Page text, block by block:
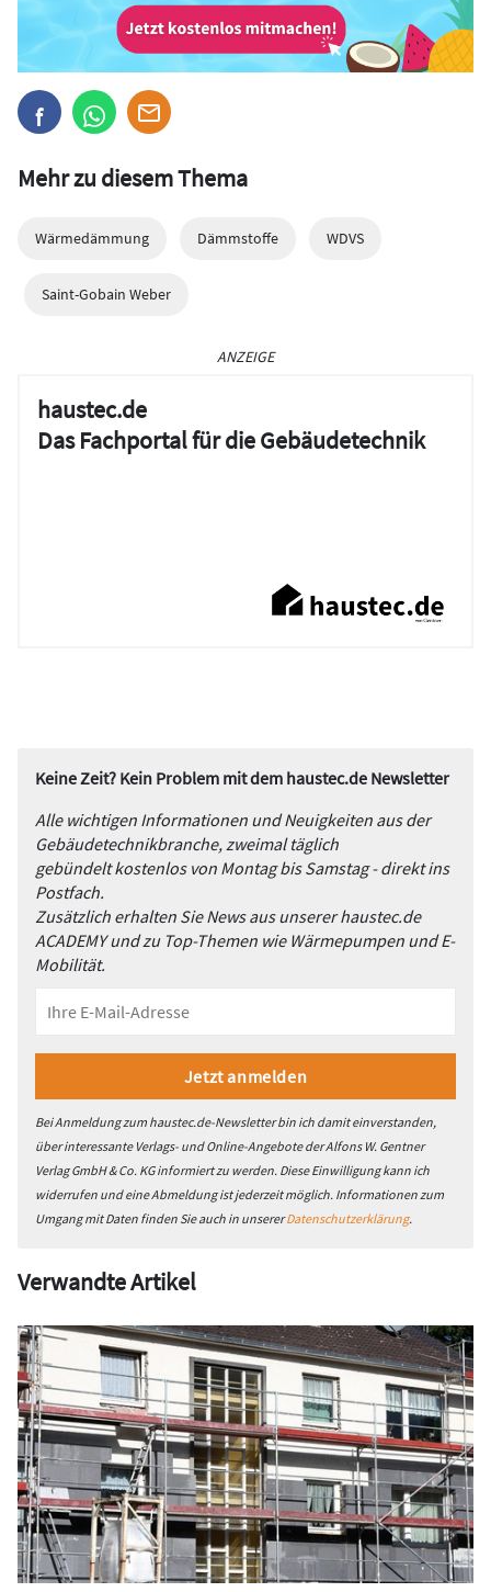
Mehr zu diesem Thema
Wärmedämmung Dämmstoffe WDVS
Saint-Gobain Weber
ANZEIGE
haustec.de
Das Fachportal für die Gebäudetechnik
Keine Zeit? Kein Problem mit dem haustec.de Newsletter
Alle wichtigen Informationen und Neuigkeiten aus der
Gebäudetechnikbranche, zweimal täglich
gebündelt kostenlos von Montag bis Samstag - direkt ins
Postfach.
Zusätzlich erhalten Sie News aus unserer haustec.de
ACADEMY und zu Top-Themen wie Wärmepumpen und E-
Mobilität.
Bei Anmeldung zum haustec.de-Newsletter bin ich damit einverstanden,
über interessante Verlags- und Online-Angebote der Alfons W. Gentner
Verlag GmbH & Co. KG informiert zu werden. Diese Einwilligung kann ich
widerrufen und eine Abmeldung ist jederzeit möglich. Informationen zum
Umgang mit Daten finden Sie auch in unsererDatenschutzerklärung.
Verwandte Artikel